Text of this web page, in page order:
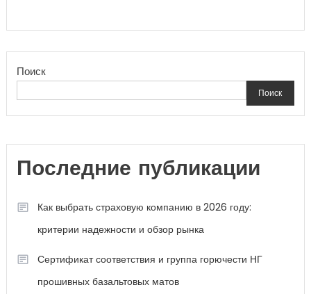
Поиск
Поиск
Последние публикации
Как выбрать страховую компанию в 2026 году:
критерии надежности и обзор рынка
Сертификат соответствия и группа горючести НГ
прошивных базальтовых матов